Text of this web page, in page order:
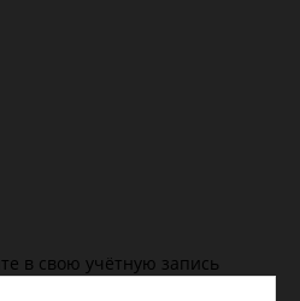
в свою учётную запись